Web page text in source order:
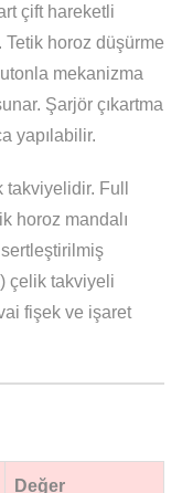
çift hareketli
Tetik horoz düşürme
mekanizma
Şarjör çıkartma
yapılabilir.
Full
horoz mandalı
sertleştirilmiş
çelik takviyeli
fişek ve işaret
Değer